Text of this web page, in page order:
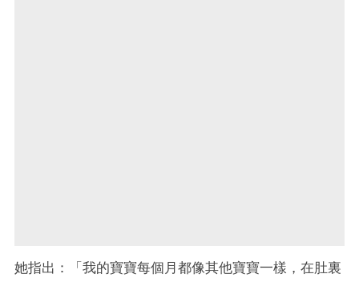
她指出：「我的寶寶每個月都像其他寶寶一樣，在肚裏